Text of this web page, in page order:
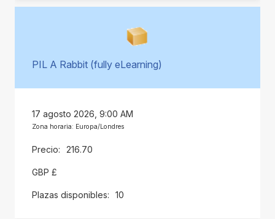
PIL A Rabbit (fully eLearning)
17 agosto 2026, 9:00 AM
Zona horaria: Europa/Londres
216.70
GBP £
10